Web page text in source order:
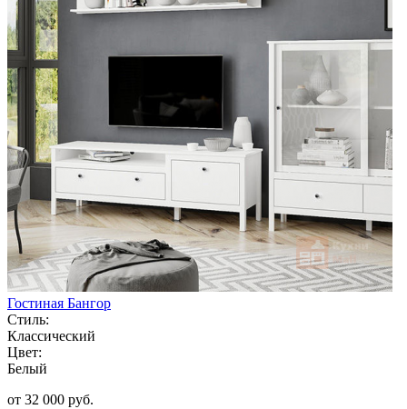
Гостиная Бангор
Стиль:
Классический
Цвет:
Белый
от 32 000 руб.